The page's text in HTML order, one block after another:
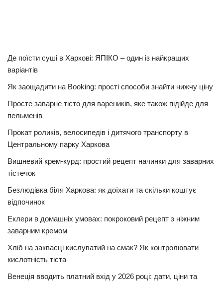
Де поїсти суші в Харкові: ЯПІКО – один із найкращих
варіантів
Як заощадити на Booking: прості способи знайти нижчу ціну
Просте заварне тісто для вареників, яке також підійде для
пельменів
Прокат роликів, велосипедів і дитячого транспорту в
Центральному парку Харкова
Вишневий крем-курд: простий рецепт начинки для заварних
тістечок
Безлюдівка біля Харкова: як доїхати та скільки коштує
відпочинок
Еклери в домашніх умовах: покроковий рецепт з ніжним
заварним кремом
Хліб на заквасці кислуватий на смак? Як контролювати
кислотність тіста
Венеція вводить платний вхід у 2026 році: дати, ціни та